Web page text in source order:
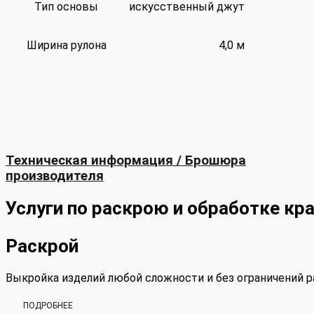
Тип основы искусственный джут
Ширина рулона 4,0 м
Техническая информация / Брошюра
производителя
Услуги по раскрою и обработке
Раскрой
Выкройка изделий любой сложности и без ограничений
ПОДРОБНЕЕ